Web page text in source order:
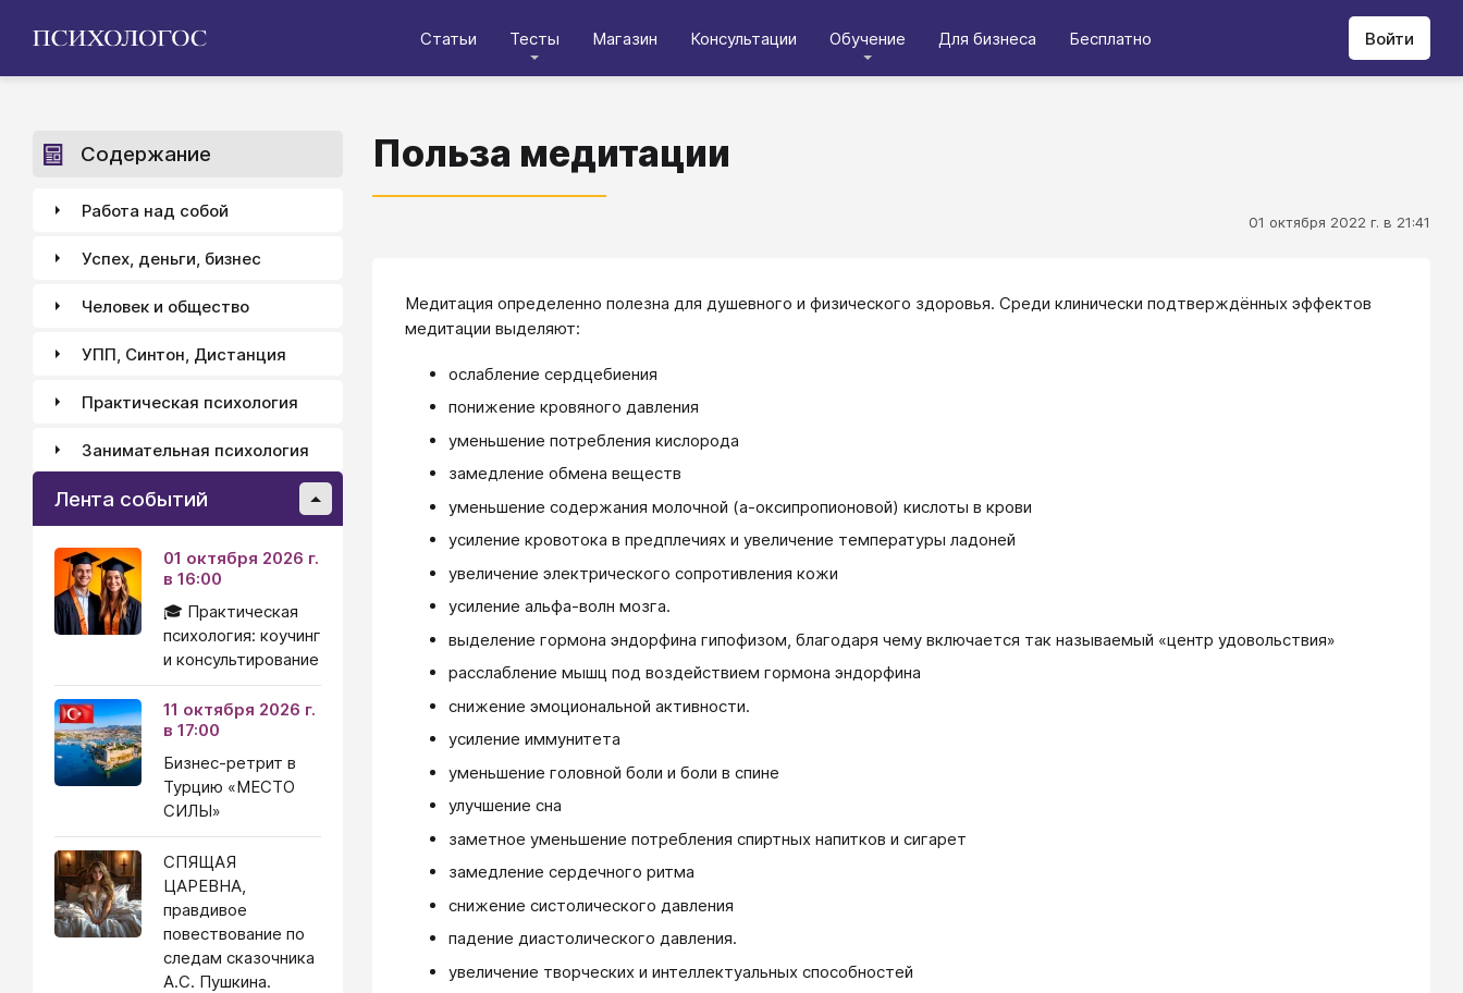
Статьи Тесты Магазин Консультации Обучение Для бизнеса Бесплатно Войти
Польза медитации
01 октября 2022 г. в 21:41
Медитация определенно полезна для душевного и физического здоровья. Среди клинически подтверждённых эффектов
медитации выделяют:
ослабление сердцебиения
понижение кровяного давления
уменьшение потребления кислорода
замедление обмена веществ
уменьшение содержания молочной (a-оксипропионовой) кислоты в крови
усиление кровотока в предплечиях и увеличение температуры ладоней
увеличение электрического сопротивления кожи
усиление альфа-волн мозга.
выделение гормона эндорфина гипофизом, благодаря чему включается так называемый «центр удовольствия»
расслабление мышц под воздействием гормона эндорфина
снижение эмоциональной активности.
усиление иммунитета
уменьшение головной боли и боли в спине
улучшение сна
заметное уменьшение потребления спиртных напитков и сигарет
замедление сердечного ритма
снижение систолического давления
падение диастолического давления.
увеличение творческих и интеллектуальных способностей
Содержание
Работа над собой
Успех, деньги, бизнес
Человек и общество
УПП, Синтон, Дистанция
Практическая психология
Занимательная психология
Лента событий
01 октября 2026 г.
в 16:00
🎓 Практическая
психология: коучинг
и консультирование
11 октября 2026 г.
в 17:00
Бизнес-ретрит в
Турцию «МЕСТО
СИЛЫ»
СПЯЩАЯ
ЦАРЕВНА,
правдивое
повествование по
следам сказочника
А.С. Пушкина.